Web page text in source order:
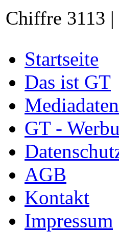
Chiffre 3113
Startseite
Das ist GT
Mediadaten
GT -
AGB
Kontakt
Impressum